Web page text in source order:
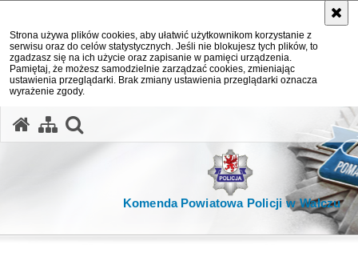
Strona używa plików cookies, aby ułatwić użytkownikom korzystanie z
serwisu oraz do celów statystycznych. Jeśli nie blokujesz tych plików, to
zgadzasz się na ich użycie oraz zapisanie w pamięci urządzenia.
Pamiętaj, że możesz samodzielnie zarządzać cookies, zmieniając
ustawienia przeglądarki. Brak zmiany ustawienia przeglądarki oznacza
wyrażenie zgody.
Komenda Powiatowa Policji w Wałczu